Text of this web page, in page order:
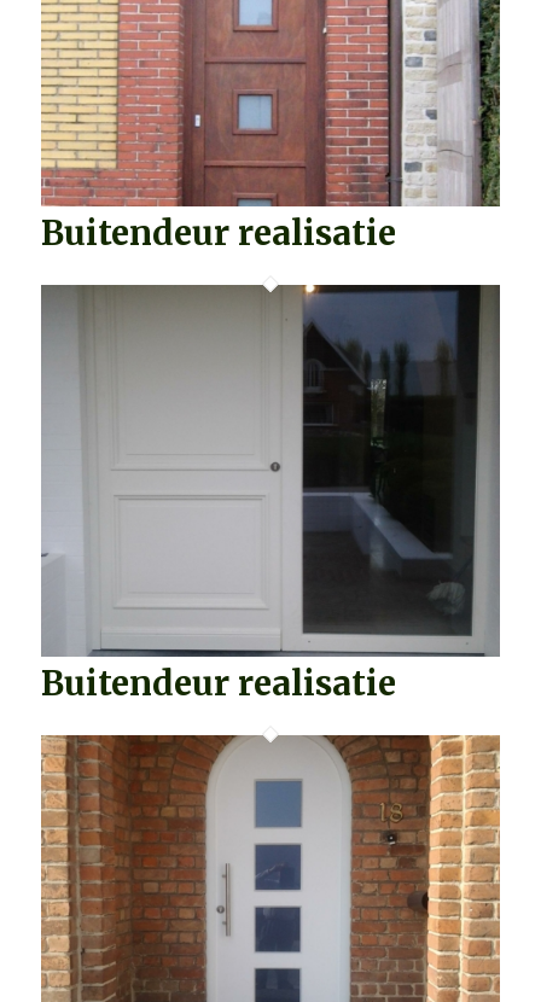
Buitendeur realisatie
Buitendeur realisatie